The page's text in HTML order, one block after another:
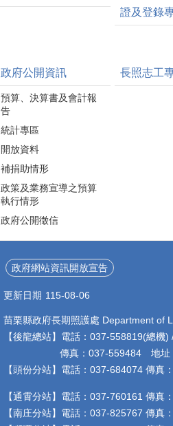
證及登錄
政府公開資訊
預算、決算書及會計報
告
統計專區
開放資料
補捐助情形
政策及業務宣導之預算
執行情形
政府公開徵信
長照志工
政府網站資訊開放宣告
更新日期 115-08-06
苗栗縣政府長期照護處 Department of
【後龍總站】電話：037-558819(總
傳真：037-559484 地址：
【頭份分站】電話：037-684074 傳
【通霄分站】電話：037-760161 傳
【南庄分站】電話：037-825767 傳